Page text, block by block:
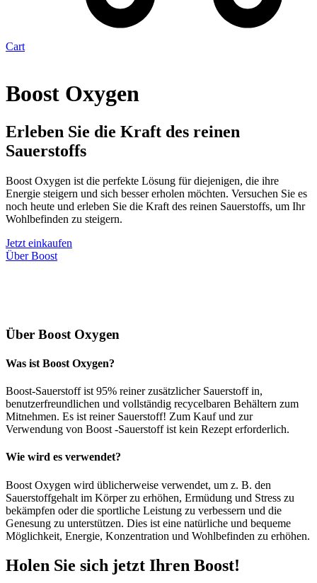
Cart
Boost Oxygen
Erleben Sie die Kraft des reinen
Sauerstoffs
Boost Oxygen ist die perfekte Lösung für diejenigen, die ihre
Energie steigern und sich besser erholen möchten. Versuchen Sie es
noch heute und erleben Sie die Kraft des reinen Sauerstoffs, um Ihr
Wohlbefinden zu steigern.
Jetzt einkaufen
Über Boost
Über Boost Oxygen
Was ist Boost Oxygen?
Boost-Sauerstoff ist 95% reiner zusätzlicher Sauerstoff in,
benutzerfreundlichen und vollständig recycelbaren Behältern zum
Mitnehmen. Es ist reiner Sauerstoff! Zum Kauf und zur
Verwendung von Boost -Sauerstoff ist kein Rezept erforderlich.
Wie wird es verwendet?
Boost Oxygen wird üblicherweise verwendet, um z. B. den
Sauerstoffgehalt im Körper zu erhöhen, Ermüdung und Stress zu
bekämpfen oder die sportliche Leistung zu verbessern und die
Genesung zu unterstützen. Dies ist eine natürliche und bequeme
Möglichkeit, Energie, Konzentration und Wohlbefinden zu erhöhen.
Holen Sie sich jetzt Ihren Boost!